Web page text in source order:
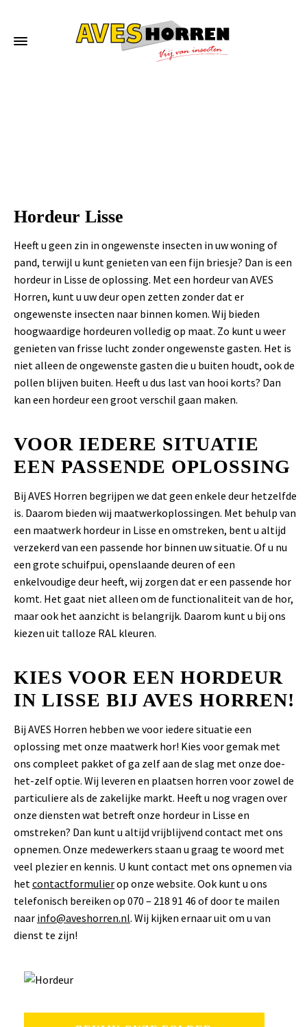
Hordeur Lisse
Heeft u geen zin in ongewenste insecten in uw woning of
pand, terwijl u kunt genieten van een fijn briesje? Dan is een
hordeur in Lisse de oplossing. Met een hordeur van AVES
Horren, kunt u uw deur open zetten zonder dat er
ongewenste insecten naar binnen komen. Wij bieden
hoogwaardige hordeuren volledig op maat. Zo kunt u weer
genieten van frisse lucht zonder ongewenste gasten. Het is
niet alleen de ongewenste gasten die u buiten houdt, ook de
pollen blijven buiten. Heeft u dus last van hooi korts? Dan
kan een hordeur een groot verschil gaan maken.
VOOR IEDERE SITUATIE
EEN PASSENDE OPLOSSING
Bij AVES Horren begrijpen we dat geen enkele deur hetzelfde
is. Daarom bieden wij maatwerkoplossingen. Met behulp van
een maatwerk hordeur in Lisse en omstreken, bent u altijd
verzekerd van een passende hor binnen uw situatie. Of u nu
een grote schuifpui, openslaande deuren of een
enkelvoudige deur heeft, wij zorgen dat er een passende hor
komt. Het gaat niet alleen om de functionaliteit van de hor,
maar ook het aanzicht is belangrijk. Daarom kunt u bij ons
kiezen uit talloze RAL kleuren.
KIES VOOR EEN HORDEUR
IN LISSE BIJ AVES HORREN!
Bij AVES Horren hebben we voor iedere situatie een
oplossing met onze maatwerk hor! Kies voor gemak met
ons compleet pakket of ga zelf aan de slag met onze doe-
het-zelf optie. Wij leveren en plaatsen horren voor zowel de
particuliere als de zakelijke markt. Heeft u nog vragen over
onze diensten wat betreft onze hordeur in Lisse en
omstreken? Dan kunt u altijd vrijblijvend contact met ons
opnemen. Onze medewerkers staan u graag te woord met
veel plezier en kennis. U kunt contact met ons opnemen via
hetcontactformulierop onze website. Ook kunt u ons
telefonisch bereiken op 070 – 218 91 46 of door te mailen
naar info@aveshorren.nl. Wij kijken ernaar uit om u van
dienst te zijn!